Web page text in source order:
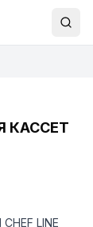
КАССЕТ
LINE